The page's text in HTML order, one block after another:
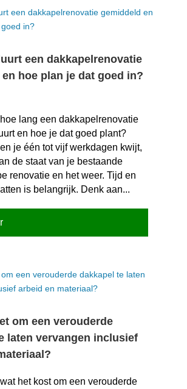
een dakkapelrenovatie
hoe plan je dat goed in?
lang een dakkapelrenovatie
en hoe je dat goed plant?
je één tot vijf werkdagen kwijt,
de staat van je bestaande
renovatie en het weer.​ Tijd en
is belangrijk.​ Denk aan...
om een verouderde
laten vervangen inclusief
het kost om een verouderde